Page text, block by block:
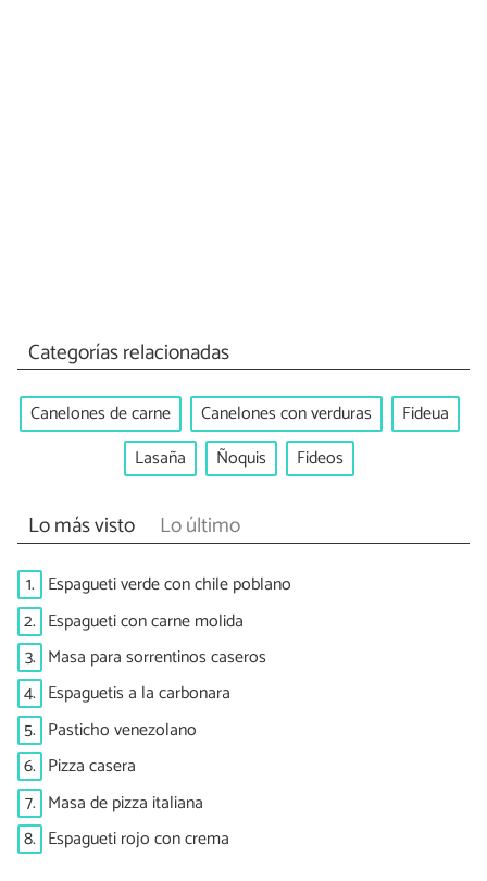
Categorías relacionadas
Canelones de carne Canelones con verduras
Fideua
Lasaña
Ñoquis Fideos
Lo más visto Lo último
1. Espagueti verde con chile poblano
2. Espagueti con carne molida
3. Masa para sorrentinos caseros
4. Espaguetis a la carbonara
5. Pasticho venezolano
6. Pizza casera
7. Masa de pizza italiana
8. Espagueti rojo con crema